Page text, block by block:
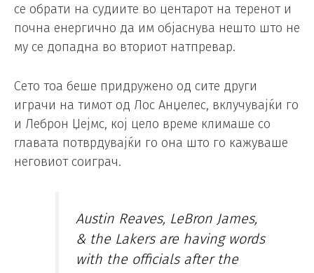
се обрати на судиите во центарот на теренот и
почна енергично да им објаснува нешто што не
му се допадна во вториот натпревар.
Сето тоа беше придружено од сите други
играчи на тимот од Лос Анџелес, вклучувајќи го
и Леброн Џејмс, кој цело време климаше со
главата потврдувајќи го она што го кажуваше
неговиот соиграч.
Austin Reaves, LeBron James,
& the Lakers are having words
with the officials after the